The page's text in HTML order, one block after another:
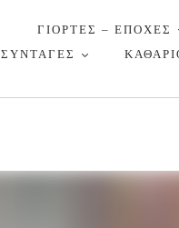
ΓΙΟΡΤΕΣ – ΕΠΟΧΕΣ
ΣΥΝΤΑΓΕΣ